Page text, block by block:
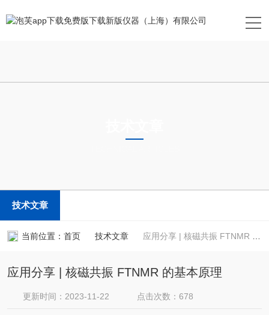
技术文章
当前位置： 首页 技术文章 应用分享 | 核磁共振 FTNMR 的基本原理
应用分享 | 核磁共振 FTNMR 的基本原理
更新时间：2023-11-22 点击次数：678